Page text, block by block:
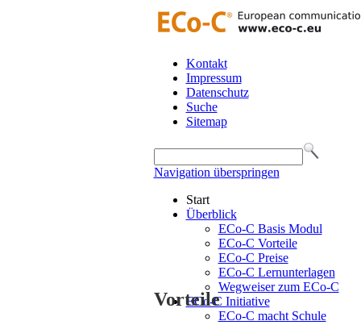
Kontakt
Impressum
Datenschutz
Suche
Sitemap
Navigation überspringen
Start
Überblick
ECo-C Basis Modul
ECo-C Vorteile
ECo-C Preise
ECo-C Lernunterlagen
Wegweiser zum ECo-C
ECo-C Initiative
ECo-C macht Schule
Vorteile